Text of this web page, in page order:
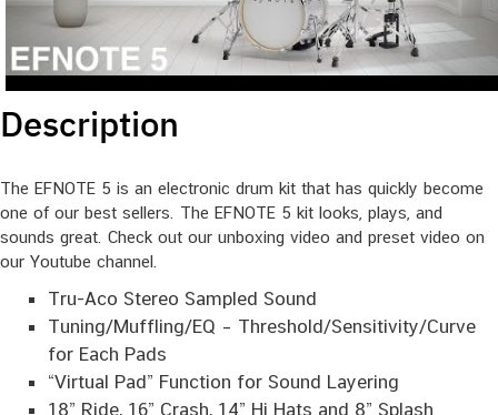
Description
The EFNOTE 5 is an electronic drum kit that has quickly become
one of our best sellers. The EFNOTE 5 kit looks, plays, and
sounds great. Check out our unboxing video and preset video on
our Youtube channel.
Tru-Aco Stereo Sampled Sound
Tuning/Muffling/EQ – Threshold/Sensitivity/Curve
for Each Pads
“Virtual Pad” Function for Sound Layering
18” Ride, 16” Crash, 14” Hi Hats and 8” Splash